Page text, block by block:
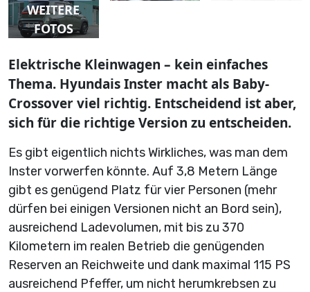
WEITERE
FOTOS
Elektrische Kleinwagen – kein einfaches
Thema. Hyundais Inster macht als Baby-
Crossover viel richtig. Entscheidend ist aber,
sich für die richtige Version zu entscheiden.
Es gibt eigentlich nichts Wirkliches, was man dem
Inster vorwerfen könnte. Auf 3,8 Metern Länge
gibt es genügend Platz für vier Personen (mehr
dürfen bei einigen Versionen nicht an Bord sein),
ausreichend Ladevolumen, mit bis zu 370
Kilometern im realen Betrieb die genügenden
Reserven an Reichweite und dank maximal 115 PS
ausreichend Pfeffer, um nicht herumkrebsen zu